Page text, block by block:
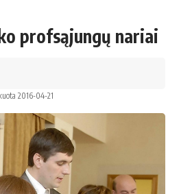
profsąjungų nariai
2016-04-21